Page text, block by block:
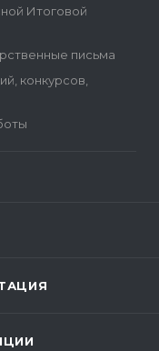
Итоговой
письма
конкурсов,